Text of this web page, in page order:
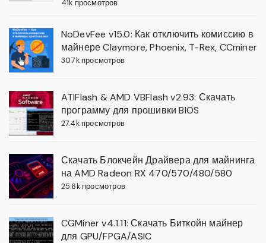
41k просмотров
NoDevFee v15.0: Как отключить комиссию в
майнере Claymore, Phoenix, T-Rex, CCminer
30.7k просмотров
ATIFlash & AMD VBFlash v2.93: Скачать
программу для прошивки BIOS
27.4k просмотров
Скачать Блокчейн Драйвера для майнинга
на AMD Radeon RX 470/570/480/580
25.6k просмотров
CGMiner v4.1.11: Скачать Биткойн майнер
для GPU/FPGA/ASIC